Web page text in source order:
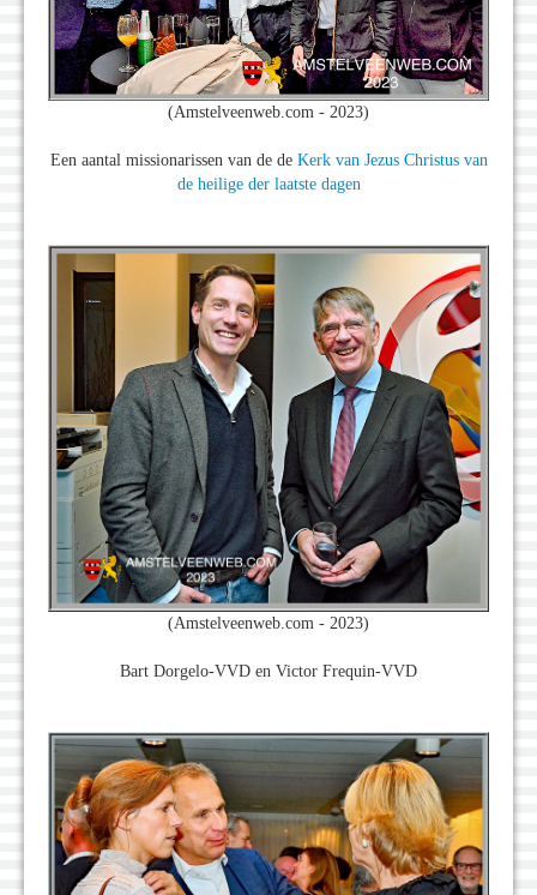
(Amstelveenweb.com - 2023)
Een aantal missionarissen van de de Kerk van Jezus Christus van
de heilige der laatste dagen
(Amstelveenweb.com - 2023)
Bart Dorgelo-VVD en Victor Frequin-VVD